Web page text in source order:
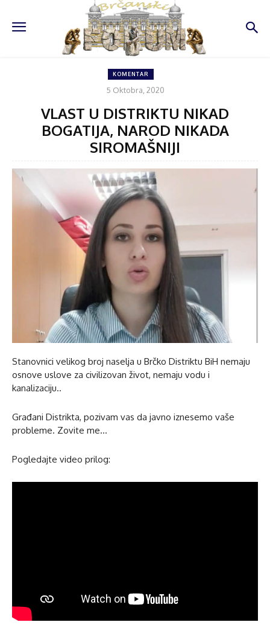
KOMENTAR
5 Oktobra, 2020
VLAST U DISTRIKTU NIKAD
BOGATIJA, NAROD NIKADA
SIROMAŠNIJI
Stanovnici velikog broj naselja u Brčko Distriktu BiH nemaju
osnove uslove za civilizovan život, nemaju vodu i
kanalizaciju..
Građani Distrikta, pozivam vas da javno iznesemo vaše
probleme. Zovite me…
Pogledajte video prilog: